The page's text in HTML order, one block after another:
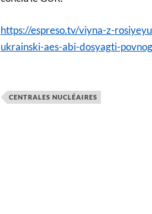
https://espreso.tv/viyna-z-
ukrainski-aes-abi-dosyagti-
CENTRALES NUCLÉAIRES